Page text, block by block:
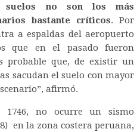
suelos no son los más
bastante críticos. Por
a espaldas del aeropuerto
que en el pasado fueron
probable que, de existir un
sacudan el suelo con mayor
afirmó.
1746, no ocurre un sismo
en la zona costera peruana,